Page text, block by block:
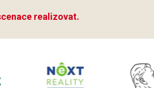
realizovat.